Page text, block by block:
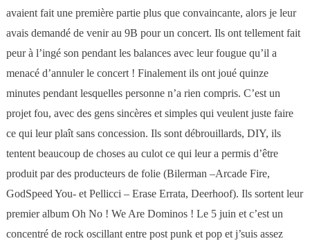
avaient fait une première partie plus que convaincante, alors je leur
avais demandé de venir au 9B pour un concert. Ils ont tellement fait
peur à l’ingé son pendant les balances avec leur fougue qu’il a
menacé d’annuler le concert ! Finalement ils ont joué quinze
minutes pendant lesquelles personne n’a rien compris. C’est un
projet fou, avec des gens sincères et simples qui veulent juste faire
ce qui leur plaît sans concession. Ils sont débrouillards, DIY, ils
tentent beaucoup de choses au culot ce qui leur a permis d’être
produit par des producteurs de folie (Bilerman –Arcade Fire,
GodSpeed You- et Pellicci – Erase Errata, Deerhoof). Ils sortent leur
premier album Oh No ! We Are Dominos ! Le 5 juin et c’est un
concentré de rock oscillant entre post punk et pop et j’suis assez